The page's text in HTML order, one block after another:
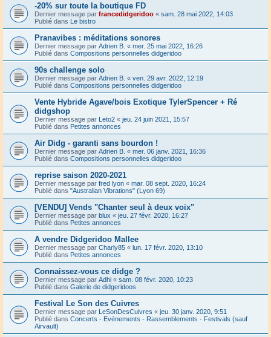
-20% sur toute la boutique FD
Dernier message par francedidgeridoo « sam. 28 mai 2022, 14:03
Publié dans Le bistro
Pranavibes : méditations sonores
Dernier message par Adrien B. « mer. 25 mai 2022, 16:26
Publié dans Compositions personnelles didgeridoo
90s challenge solo
Dernier message par Adrien B. « ven. 29 avr. 2022, 12:19
Publié dans Compositions personnelles didgeridoo
Vente Hybride Agave/bois Exotique TylerSpencer + Ré
didgshop
Dernier message par Leto2 « jeu. 24 juin 2021, 15:57
Publié dans Petites annonces
Air Didg - garanti sans bourdon !
Dernier message par Adrien B. « mer. 06 janv. 2021, 16:36
Publié dans Compositions personnelles didgeridoo
reprise saison 2020-2021
Dernier message par fred lyon « mar. 08 sept. 2020, 16:24
Publié dans "Australian Vibrations" (Lyon 69)
[VENDU] Vends "Chanter seul à deux voix"
Dernier message par blux « jeu. 27 févr. 2020, 16:27
Publié dans Petites annonces
A vendre Didgeridoo Mallee
Dernier message par Charly85 « lun. 17 févr. 2020, 13:10
Publié dans Petites annonces
Connaissez-vous ce didge ?
Dernier message par Adhi « sam. 08 févr. 2020, 10:23
Publié dans Galerie de didgeridoos
Festival Le Son des Cuivres
Dernier message par LeSonDesCuivres « jeu. 30 janv. 2020, 9:51
Publié dans Concerts - Evénements - Rassemblements - Festivals (sauf
Airvault)